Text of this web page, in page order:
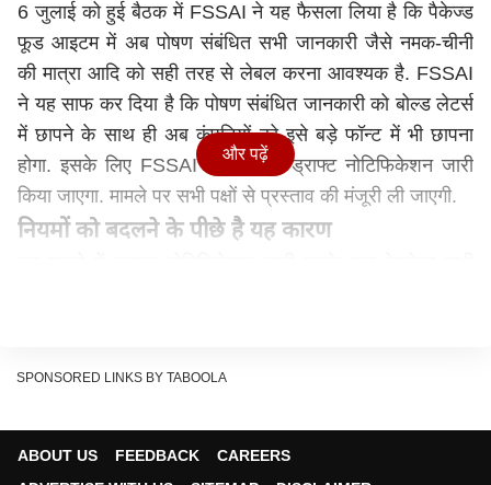
6 जुलाई को हुई बैठक में FSSAI ने यह फैसला लिया है कि पैकेज्ड
फूड आइटम में अब पोषण संबंधित सभी जानकारी जैसे नमक-चीनी
की मात्रा आदि को सही तरह से लेबल करना आवश्यक है. FSSAI
ने यह साफ कर दिया है कि पोषण संबंधित जानकारी को बोल्ड लेटर्स
में छापने के साथ ही अब कंपनियों को इसे बड़े फॉन्ट में भी छापना
होगा. इसके लिए FSSAI की ओर से ड्राफ्ट नोटिफिकेशन जारी
किया जाएगा. मामले पर सभी पक्षों से प्रस्ताव की मंजूरी ली जाएगी.
नियमों को बदलने के पीछे है यह कारण
मौजूदगी में यह फैसला लिया है. FSSAI ने बयान देते हुए कहा कि
इससे उपभोक्ताओं को किसी भी प्रोडक्ट की न्यूट्रिशन वैल्यू को
समझने में मदद मिलेगी. वह समझ पाएंगे कि उन्हें वह प्रोडक्ट
और पढ़ें
SPONSORED LINKS BY TABOOLA
ABOUT US FEEDBACK
CAREERS